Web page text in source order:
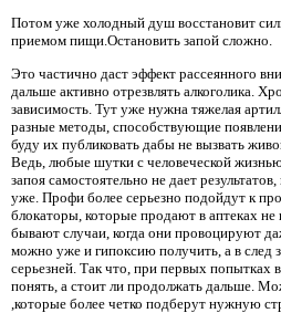
Потом уже холодный душ восстановит
приемом пищи.Остановить запой сложно.
Это частично даст эффект рассеянного
дальше активно отрезвлять алкоголика.
зависимость. Тут уже нужна тяжелая
разные методы, способствующие
буду их публиковать дабы не вызвать
Ведь, любые шутки с человеческой
запоя самостоятельно не дает
уже. Профи более серьезно подойдут к
блокаторы, которые продают в аптеках не
бывают случаи, когда они провоцируют
можно уже и гипоксию получить, а в след
серьезней. Так что, при первых попытках
понять, а стоит ли продолжать дальше.
,которые более четко подберут нужную